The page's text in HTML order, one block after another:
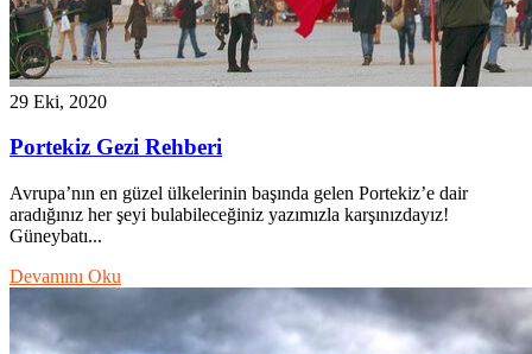
29 Eki, 2020
Portekiz Gezi Rehberi
Avrupa’nın en güzel ülkelerinin başında gelen Portekiz’e dair
aradığınız her şeyi bulabileceğiniz yazımızla karşınızdayız!
Güneybatı...
Devamını Oku